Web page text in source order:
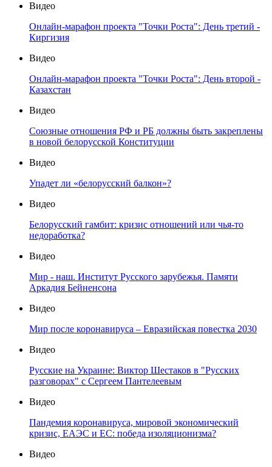
Видео
Онлайн-марафон проекта "Точки Роста": День третий -
Киргизия
Видео
Онлайн-марафон проекта "Точки Роста": День второй -
Казахстан
Видео
Союзные отношения РФ и РБ должны быть закреплены
в новой белорусской Конституции
Видео
Упадет ли «белорусский балкон»?
Видео
Белорусский гамбит: кризис отношений или чья-то
недоработка?
Видео
Мир - наш. Институт Русского зарубежья. Памяти
Аркадия Бейненсона
Видео
Мир после коронавируса – Евразийская повестка 2030
Видео
Русские на Украине: Виктор Шестаков в "Русских
разговорах" с Сергеем Пантелеевым
Видео
Пандемия коронавируса, мировой экономический
кризис, ЕАЭС и ЕС: победа изоляционизма?
Видео